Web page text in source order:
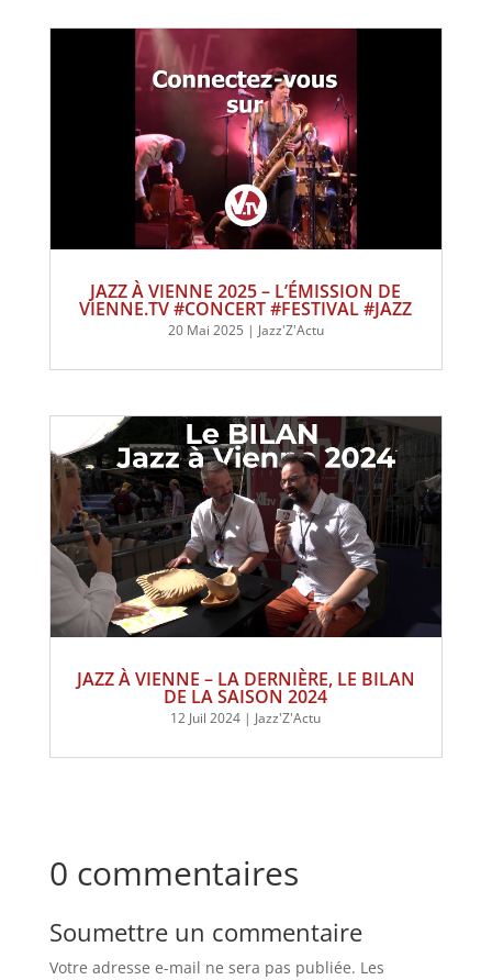
JAZZ À VIENNE 2025 – L’ÉMISSION DE
VIENNE.TV #CONCERT #FESTIVAL #JAZZ
20 Mai 2025 | Jazz'Z'Actu
JAZZ À VIENNE – LA DERNIÈRE, LE BILAN
DE LA SAISON 2024
12 Juil 2024 | Jazz'Z'Actu
0 commentaires
Soumettre un commentaire
Votre adresse e-mail ne sera pas publiée. Les